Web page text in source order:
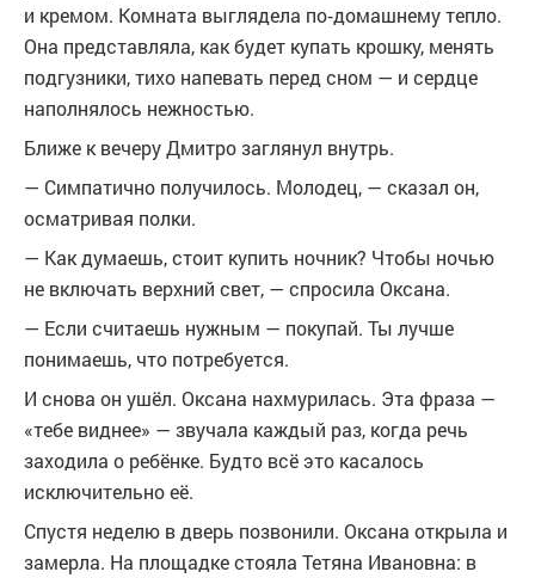
и кремом. Комната выглядела по‑домашнему тепло.
Она представляла, как будет купать крошку, менять
подгузники, тихо напевать перед сном — и сердце
наполнялось нежностью.
Ближе к вечеру Дмитро заглянул внутрь.
— Симпатично получилось. Молодец, — сказал он,
осматривая полки.
— Как думаешь, стоит купить ночник? Чтобы ночью
не включать верхний свет, — спросила Оксана.
— Если считаешь нужным — покупай. Ты лучше
понимаешь, что потребуется.
И снова он ушёл. Оксана нахмурилась. Эта фраза —
«тебе виднее» — звучала каждый раз, когда речь
заходила о ребёнке. Будто всё это касалось
исключительно её.
Спустя неделю в дверь позвонили. Оксана открыла и
замерла. На площадке стояла Тетяна Ивановна: в